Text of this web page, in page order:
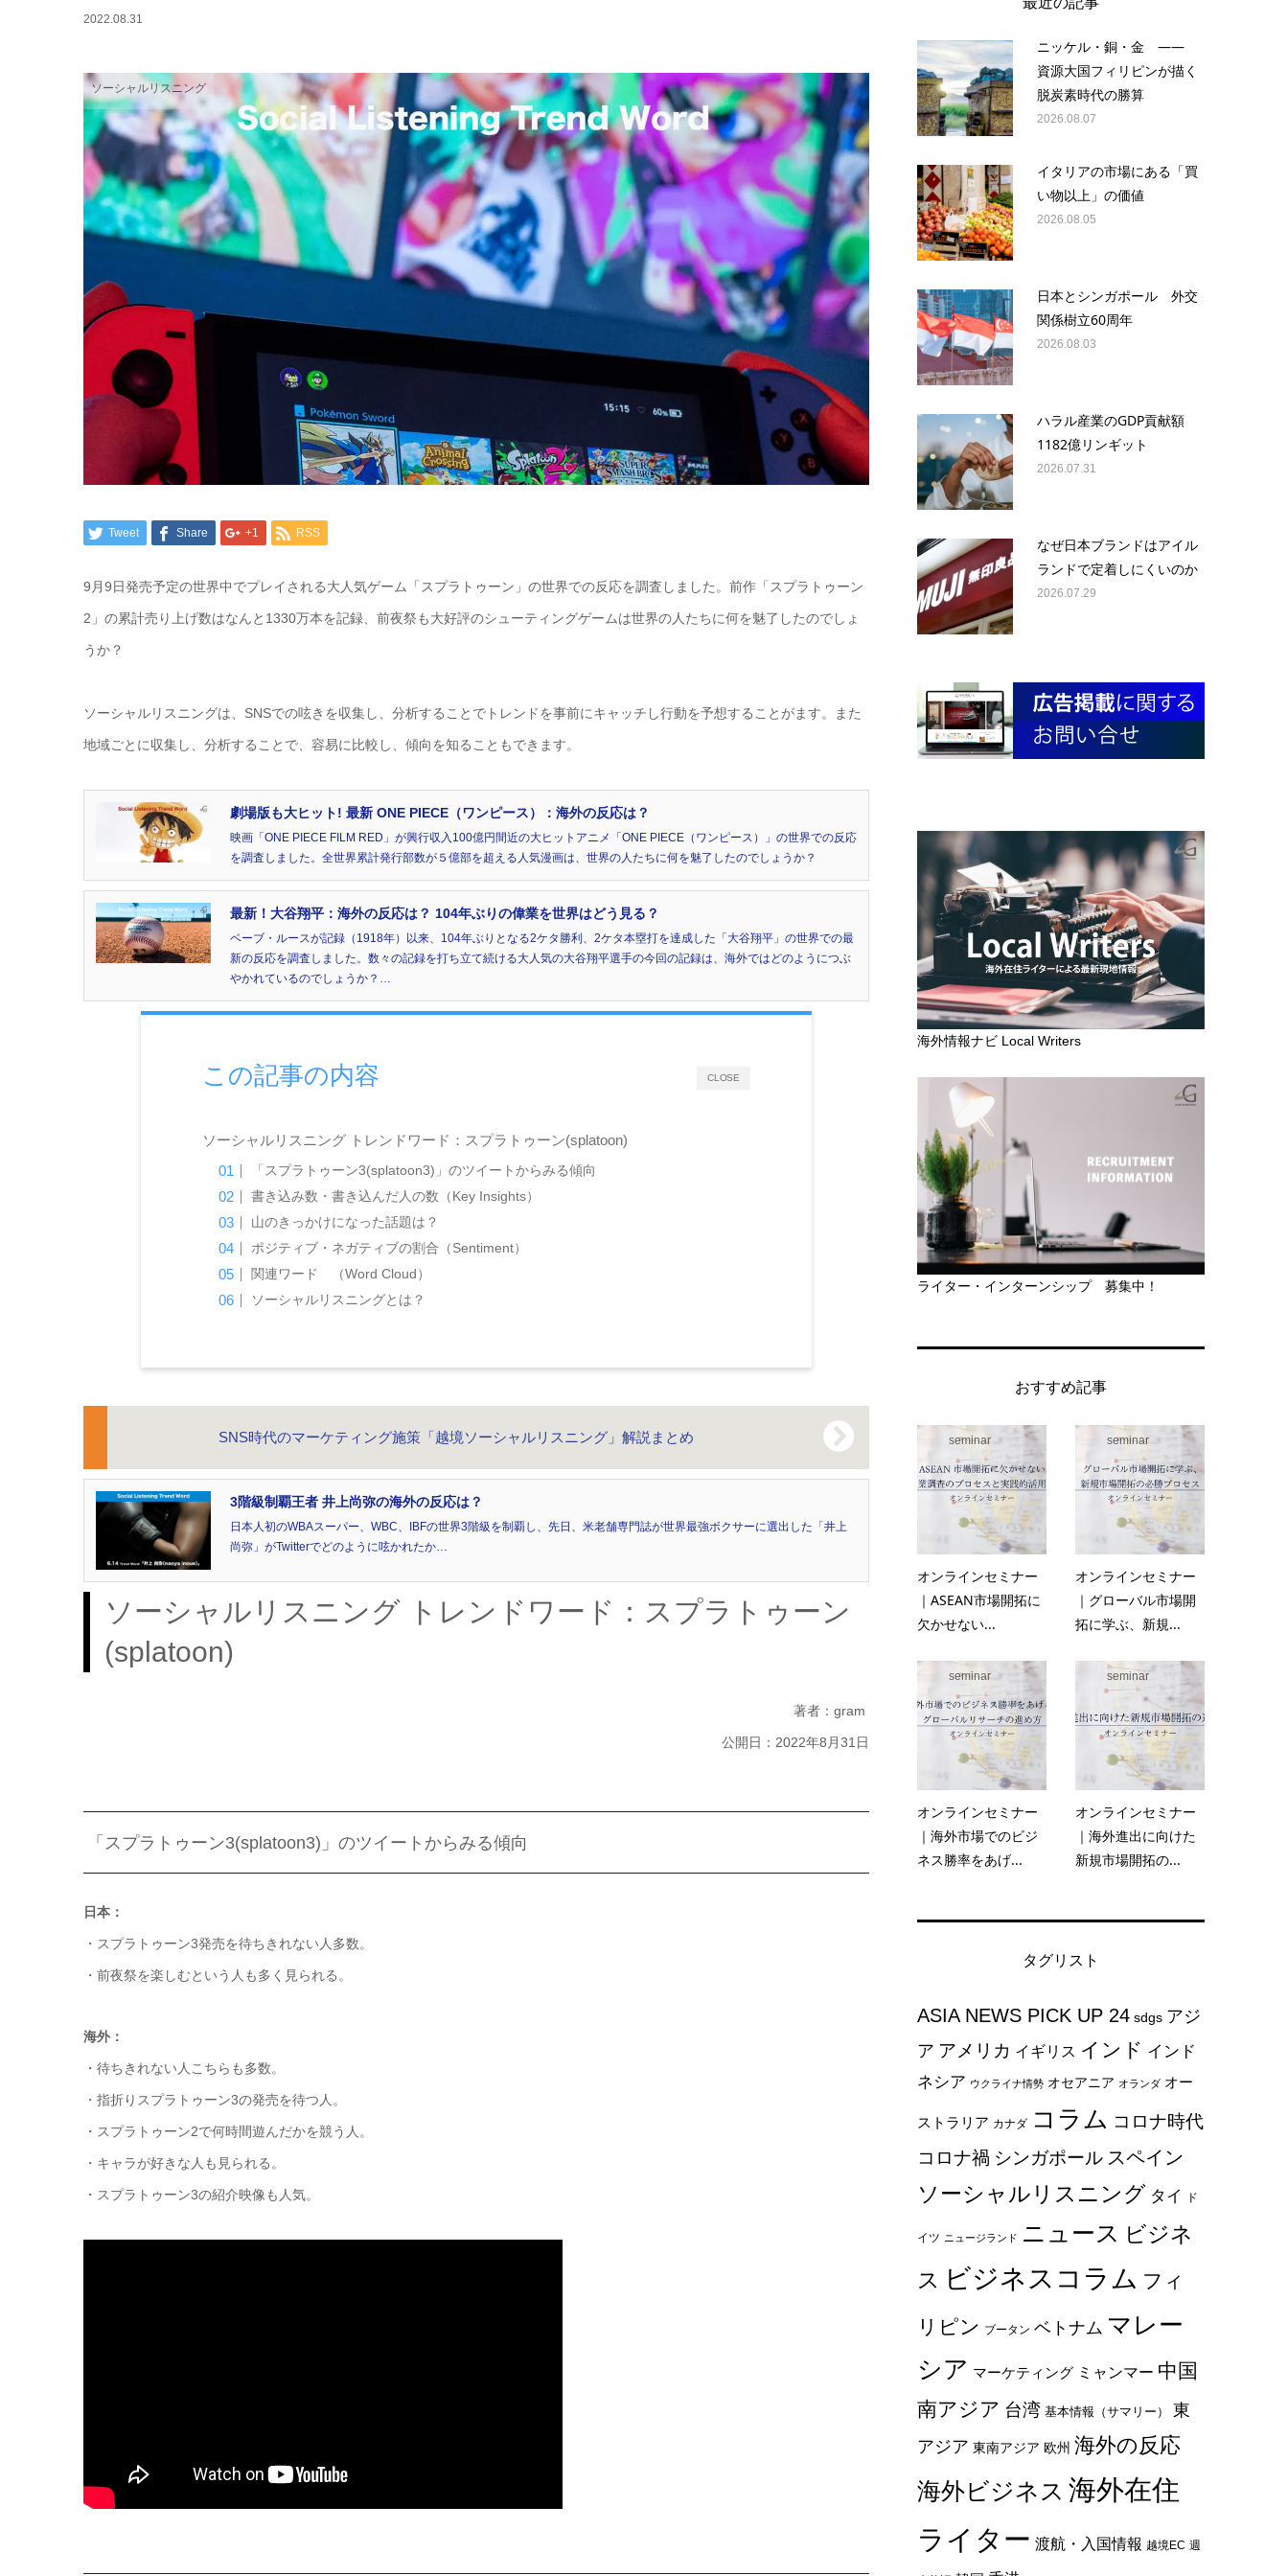
2022.08.31
ソーシャルリスニング
Tweet Share +1 RSS
9月9日発売予定の世界中でプレイされる大人気ゲーム「スプラトゥーン」の世界での反応を調査しました。前作「スプラトゥーン
2」の累計売り上げ数はなんと1330万本を記録、前夜祭も大好評のシューティングゲームは世界の人たちに何を魅了したのでしょ
うか？
ソーシャルリスニングは、SNSでの呟きを収集し、分析することでトレンドを事前にキャッチし行動を予想することがます。また
地域ごとに収集し、分析することで、容易に比較し、傾向を知ることもできます。
劇場版も大ヒット! 最新 ONE PIECE（ワンピース）：海外の反応は？
映画「ONE PIECE FILM RED」が興行収入100億円間近の大ヒットアニメ「ONE PIECE（ワンピース）」の世界での反応
を調査しました。全世界累計発行部数が５億部を超える人気漫画は、世界の人たちに何を魅了したのでしょうか？
最新！大谷翔平：海外の反応は？ 104年ぶりの偉業を世界はどう見る？
ベーブ・ルースが記録（1918年）以来、104年ぶりとなる2ケタ勝利、2ケタ本塁打を達成した「大谷翔平」の世界での最
新の反応を調査しました。数々の記録を打ち立て続ける大人気の大谷翔平選手の今回の記録は、海外ではどのようにつぶ
やかれているのでしょうか？…
CLOSE
この記事の内容
ソーシャルリスニング トレンドワード：スプラトゥーン(splatoon)
「スプラトゥーン3(splatoon3)」のツイートからみる傾向
書き込み数・書き込んだ人の数（Key Insights）
山のきっかけになった話題は？
ポジティブ・ネガティブの割合（Sentiment）
関連ワード （Word Cloud）
ソーシャルリスニングとは？
SNS時代のマーケティング施策「越境ソーシャルリスニング」解説まとめ
3階級制覇王者 井上尚弥の海外の反応は？
日本人初のWBAスーパー、WBC、IBFの世界3階級を制覇し、先日、米老舗専門誌が世界最強ボクサーに選出した「井上
尚弥」がTwitterでどのように呟かれたか…
ソーシャルリスニング トレンドワード：スプラトゥーン
(splatoon)
著者：gram
公開日：2022年8月31日
「スプラトゥーン3(splatoon3)」のツイートからみる傾向
日本：
・スプラトゥーン3発売を待ちきれない人多数。
・前夜祭を楽しむという人も多く見られる。
海外：
・待ちきれない人こちらも多数。
・指折りスプラトゥーン3の発売を待つ人。
・スプラトゥーン2で何時間遊んだかを競う人。
・キャラが好きな人も見られる。
・スプラトゥーン3の紹介映像も人気。
ニッケル・銅・金 ——
資源大国フィリピンが描く
脱炭素時代の勝算
2026.08.07
イタリアの市場にある「買
い物以上」の価値
2026.08.05
日本とシンガポール 外交
関係樹立60周年
2026.08.03
ハラル産業のGDP貢献額
1182億リンギット
2026.07.31
なぜ日本ブランドはアイル
ランドで定着しにくいのか
2026.07.29
海外情報ナビ Local Writers
ライター・インターンシップ 募集中！
おすすめ記事
seminar
オンラインセミナー
｜ASEAN市場開拓に
欠かせない...
seminar
オンラインセミナー
｜グローバル市場開
拓に学ぶ、新規...
seminar
オンラインセミナー
｜海外市場でのビジ
ネス勝率をあげ...
seminar
オンラインセミナー
｜海外進出に向けた
新規市場開拓の...
タグリスト
ASIA NEWS PICK UP 24 sdgs アジ
ア アメリカ イギリス インド インド
ネシア ウクライナ情勢 オセアニア オランダ オー
ストラリア カナダ コラム コロナ時代
コロナ禍 シンガポール スペイン
ソーシャルリスニング タイ ド
イツ ニュージランド ニュース ビジネ
ス ビジネスコラム フィ
リピン ブータン ベトナム マレー
シア マーケティング ミャンマー 中国
南アジア 台湾 基本情報（サマリー）
東
アジア 東南アジア 欧州 海外の反応
海外ビジネス 海外在住
ライター 渡航・入国情報 越境EC 週